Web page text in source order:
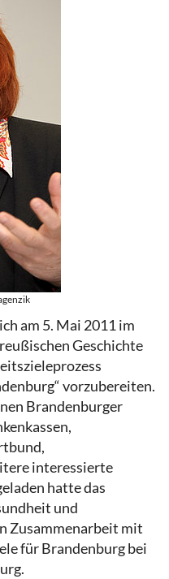
am 5. Mai 2011 im
Geschichte
vorzubereiten.
Brandenburger
interessierte
hatte das
und
Zusammenarbeit mit
für Brandenburg bei